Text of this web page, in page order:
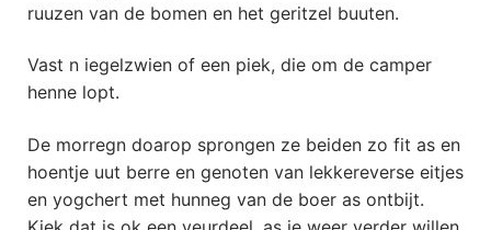
ruuzen van de bomen en het geritzel buuten.
Vast n iegelzwien of een piek, die om de camper
henne lopt.
De morregn doarop sprongen ze beiden zo fit as en
hoentje uut berre en genoten van lekkereverse eitjes
en yogchert met hunneg van de boer as ontbijt.